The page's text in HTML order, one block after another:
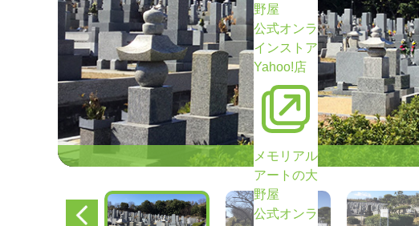
野屋
公式オンラ
インストア
Yahoo!店
メモリアル
アートの大
野屋
公式オンラ